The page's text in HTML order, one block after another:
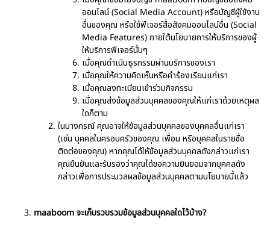
ออนไลน์ (Social Media Account) หรือบัญชีผู้ใช้งาน
อื่นของคุณ หรือใช้ฟีเจอร์สื่อสังคมออนไลน์อื่น (Social
Media Features) ภายใต้นโยบายการให้บริการของผู้
ให้บริการฟีเจอร์นั้นๆ
เมื่อคุณดำเนินธุรกรรมผ่านบริการของเรา
เมื่อคุณให้ความคิดเห็นหรือคำร้องเรียนแก่เรา
เมื่อคุณลงทะเบียนเข้าร่วมกิจกรรม
เมื่อคุณส่งข้อมูลส่วนบุคคลของคุณให้แก่เราด้วยเหตุผล
ใดก็ตาม
ในบางกรณี คุณอาจให้ข้อมูลส่วนบุคคลของบุคคลอื่นแก่เรา
(เช่น บุคคลในครอบครัวของคุณ เพื่อน หรือบุคคลในรายชื่อ
ติดต่อของคุณ) หากคุณได้ให้ข้อมูลส่วนบุคคลดังกล่าวแก่เรา
คุณยืนยันและรับรองว่าคุณได้ขอความยินยอมจากบุคคลดัง
กล่าวเพื่อการประมวลผลข้อมูลส่วนบุคคลตามนโยบายนี้แล้ว
maaboom จะเก็บรวบรวมข้อมูลส่วนบุคคลใดไว้บ้าง?